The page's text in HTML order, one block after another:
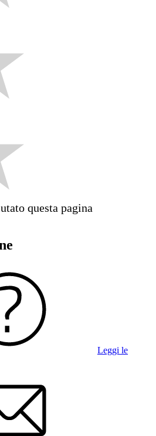
questa pagina
Leggi le